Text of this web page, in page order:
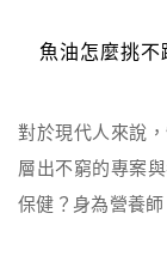
魚油怎麼挑
對於現代人來說
層出不窮的專案
保健？身為營養